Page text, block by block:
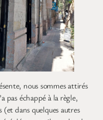
nous sommes attirés
pas échappé à la règle,
(et dans quelques autres